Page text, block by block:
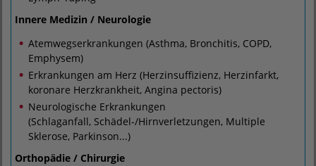
Innere Medizin / Neurologie
Atemwegserkrankungen (Asthma, Bronchitis, COPD,
Emphysem)
Erkrankungen am Herz (Herzinsuffizienz, Herzinfarkt,
koronare Herzkrankheit, Angina pectoris)
Neurologische Erkrankungen
(Schlaganfall, Schädel-/Hirnverletzungen, Multiple
Sklerose, Parkinson...)
Orthopädie / Chirurgie